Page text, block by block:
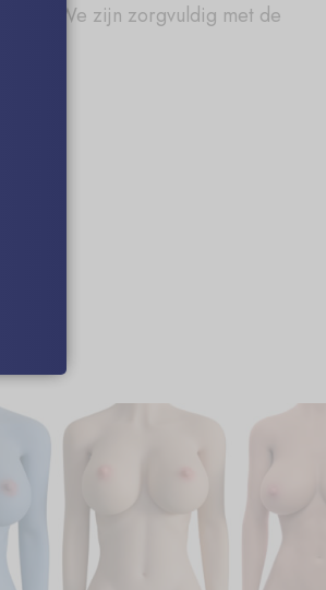
We zijn zorgvuldig met de